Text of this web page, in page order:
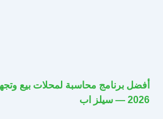
أفضل برنامج محاسبة لمحلات بيع
2026 — سيلز اب